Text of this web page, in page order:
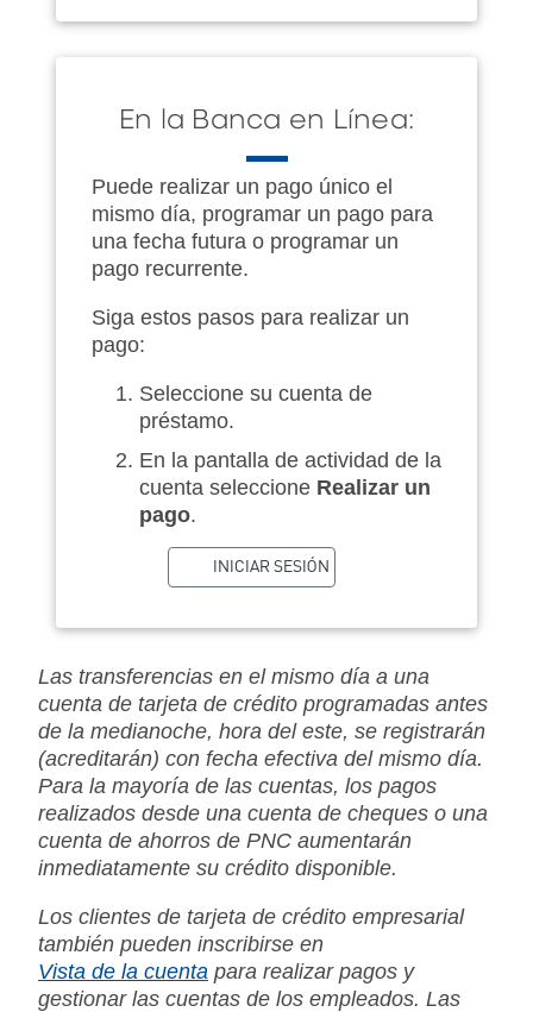
En la Banca en Línea:
Puede realizar un pago único el
mismo día, programar un pago para
una fecha futura o programar un
pago recurrente.
Siga estos pasos para realizar un
pago:
Seleccione su cuenta de
préstamo.
En la pantalla de actividad de la
cuenta seleccione Realizar un
pago.
INICIAR SESIÓN
Las transferencias en el mismo día a una
cuenta de tarjeta de crédito programadas antes
de la medianoche, hora del este, se registrarán
(acreditarán) con fecha efectiva del mismo día.
Para la mayoría de las cuentas, los pagos
realizados desde una cuenta de cheques o una
cuenta de ahorros de PNC aumentarán
inmediatamente su crédito disponible.
Los clientes de tarjeta de crédito empresarial
también pueden inscribirse en
Vista de la cuenta para realizar pagos y
gestionar las cuentas de los empleados. Las